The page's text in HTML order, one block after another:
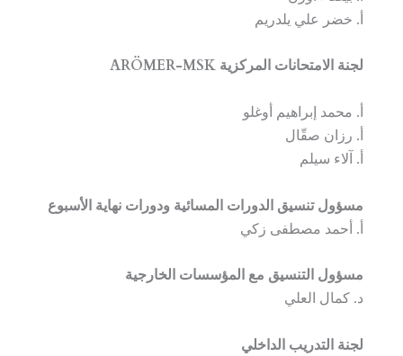
أ. خضر علي يلدريم
لجنة الامتحانات المركزية ARÖMER-MSK
أ. محمد إبراهيم أوغلو
أ. رزان صقّال
أ. آلاء سيلم
مسؤول تنسيق الدورات المسائية ودورات نهاية الأسبوع
أ. أحمد مصطفى زكي
مسؤول التنسيق مع المؤسسات الخارجية
د. كمال العلي
لجنة التدريب الداخلي